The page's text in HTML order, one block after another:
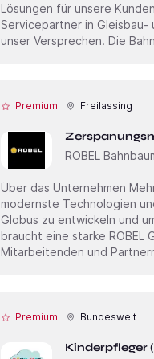
Lösungen für unsere
Servicepartner in Gleisbau-
unser Versprechen. Die Bahn
Premium Freilassing
ROBEL
Über das Unternehmen Mehr als ein Jahrhundert an Gleisbautradition trifft auf Innovationskraft,
modernste Technologien
Globus zu entwickeln und
braucht eine starke ROBEL
Premium Bundesweit
Kinderpfleger